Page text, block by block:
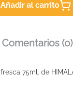
Añadir al carrito
Comentarios (0)
75ml. de